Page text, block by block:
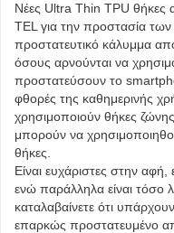
Νέες Ultra Thin TPU θήκες
TEL για την προστασία
προστατευτικό κάλυμμα
όσους αρνούνται να
προστατεύσουν το
φθορές της καθημερινής
χρησιμοποιούν θήκες
μπορούν να
θήκες.
Είναι ευχάριστες στην αφή,
ενώ παράλληλα είναι τόσο
καταλαβαίνετε ότι
επαρκώς προστατευμένο